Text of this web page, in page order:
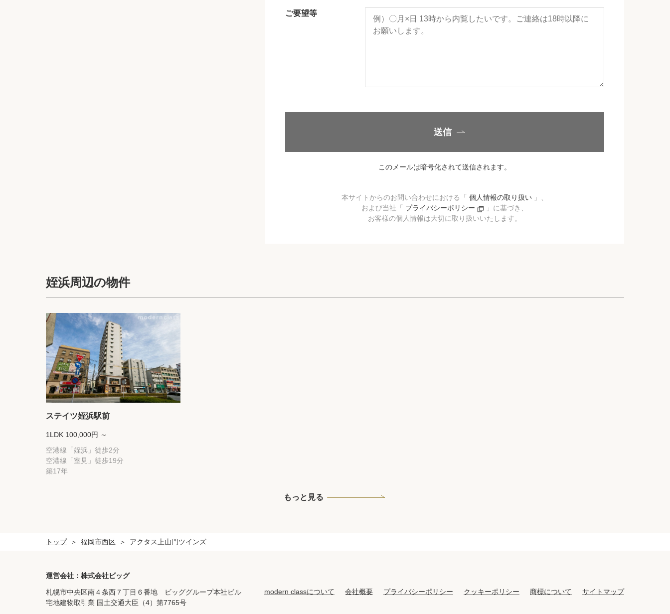
ご要望等
送信
このメールは暗号化されて送信されます。
本サイトからのお問い合わせにおける「 個人情報の取り扱い 」、
および当社「 プライバシーポリシー
」に基づき、
お客様の個人情報は大切に取り扱いいたします。
姪浜周辺の物件
ステイツ姪浜駅前
1LDK 100,000円 ～
空港線「姪浜」徒歩2分
空港線「室見」徒歩19分
築17年
もっと見る
トップ 福岡市西区 アクタス上山門ツインズ
運営会社：株式会社ビッグ
札幌市中央区南４条西７丁目６番地 ビッググループ本社ビル
宅地建物取引業 国土交通大臣（4）第7765号
modern classについて 会社概要 プライバシーポリシー クッキーポリシー 商標について サイトマップ